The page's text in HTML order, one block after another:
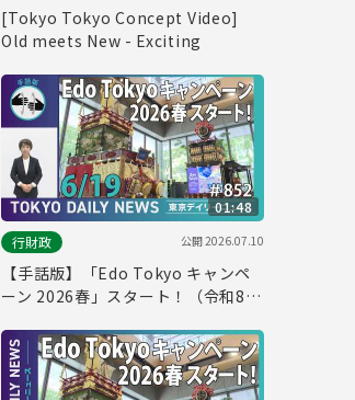
[Tokyo Tokyo Concept Video]
Old meets New - Exciting
01:48
行財政
公開2026.07.10
【手話版】「Edo Tokyo キャンペ
ーン 2026春」スタート！（令和8年
No.852）